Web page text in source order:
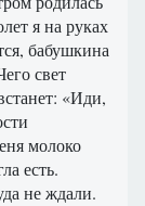
я на руках
бабушкина
свет
«Иди,
молоко
есть.
не ждали.